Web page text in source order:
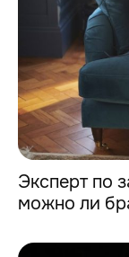
Эксперт по
можно ли